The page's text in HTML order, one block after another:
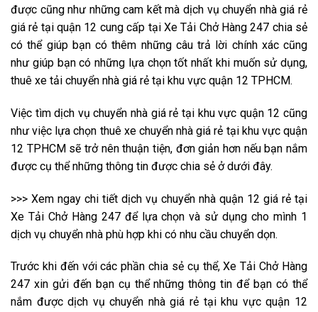
được cũng như những cam kết mà dịch vụ chuyển nhà giá rẻ
giá rẻ tại quận 12 cung cấp tại Xe Tải Chở Hàng 247 chia sẻ
có thể giúp bạn có thêm những câu trả lời chính xác cũng
như giúp bạn có những lựa chọn tốt nhất khi muốn sử dụng,
thuê xe tải chuyển nhà giá rẻ tại khu vực quận 12 TPHCM.
Việc tìm dịch vụ chuyển nhà giá rẻ tại khu vực quận 12 cũng
như việc lựa chọn thuê xe chuyển nhà giá rẻ tại khu vực quận
12 TPHCM sẽ trở nên thuận tiện, đơn giản hơn nếu bạn nắm
được cụ thể những thông tin được chia sẻ ở dưới đây.
>>> Xem ngay chi tiết dịch vụ chuyển nhà quận 12 giá rẻ tại
Xe Tải Chở Hàng 247 để lựa chọn và sử dụng cho mình 1
dịch vụ chuyển nhà phù hợp khi có nhu cầu chuyển dọn.
Trước khi đến với các phần chia sẻ cụ thể, Xe Tải Chở Hàng
247 xin gửi đến bạn cụ thể những thông tin để bạn có thể
nắm được dịch vụ chuyển nhà giá rẻ tại khu vực quận 12